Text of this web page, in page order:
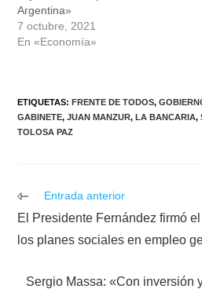
Argentina»
7 octubre, 2021
En «Economía»
ETIQUETAS:FRENTE DE TODOS,
GABINETE, JUAN MANZUR, LA BANCARIA,
TOLOSA PAZ
Leer
artículos
Entrada anterior
El Presidente Fernández firmó
los planes sociales en empleo
Sergio Massa: «Con inversión